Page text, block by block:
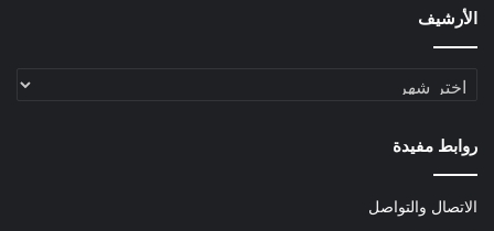
الأرشيف
الأرشيف
روابط مفيدة
الاتصال والتواصل